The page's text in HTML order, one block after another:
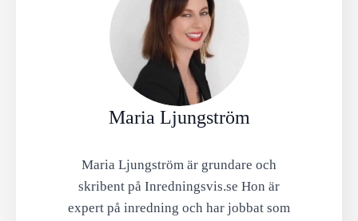
Maria Ljungström
Maria Ljungström är grundare och
skribent på Inredningsvis.se Hon är
expert på inredning och har jobbat som